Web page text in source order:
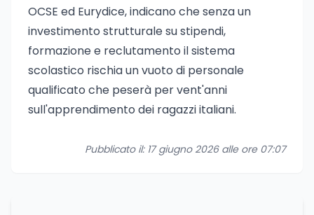
OCSE ed Eurydice, indicano che senza un
investimento strutturale su stipendi,
formazione e reclutamento il sistema
scolastico rischia un vuoto di personale
qualificato che peserà per vent'anni
sull'apprendimento dei ragazzi italiani.
Pubblicato il: 17 giugno 2026 alle ore 07:07